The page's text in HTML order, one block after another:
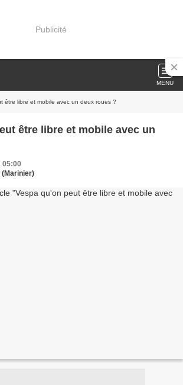
Publicité
MENU
être libre et mobile avec un deux roues ?
être libre et mobile avec un
05:00
(Marinier)